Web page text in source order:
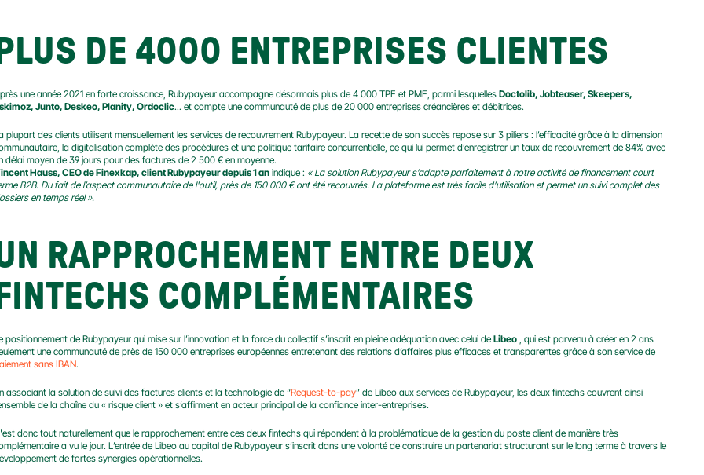
PLUS DE 4000 ENTREPRISES CLIENTES
une année 2021 en forte croissance, Rubypayeur accompagne désormais plus de 4 000 TPE et PME, parmi lesquelles Doctolib, Jobteaser, Skeepers,
Junto, Deskeo, Planity, Ordoclic... et compte une communauté de plus de 20 000 entreprises créancières et débitrices.
plupart des clients utilisent mensuellement les services de recouvrement Rubypayeur. La recette de son succès repose sur 3 piliers : l’efficacité grâce à la dimension
la digitalisation complète des procédures et une politique tarifaire concurrentielle, ce qui lui permet d’enregistrer un taux de recouvrement de 84% avec
délai moyen de 39 jours pour des factures de 2 500 € en moyenne.
Hauss, CEO de Finexkap, client Rubypayeur depuis 1 an indique : « La solution Rubypayeur s’adapte parfaitement à notre activité de financement court
B2B. Du fait de l’aspect communautaire de l'outil, près de 150 000 € ont été recouvrés. La plateforme est très facile d’utilisation et permet un suivi complet des
en temps réel ».
RAPPROCHEMENT ENTRE DEUX
FINTECHS COMPLÉMENTAIRES
positionnement de Rubypayeur qui mise sur l’innovation et la force du collectif s’inscrit en pleine adéquation avec celui de Libeo , qui est parvenu à créer en 2 ans
sans IBAN.
associant la solution de suivi des factures clients et la technologie de “Request-to-pay” de Libeo aux services de Rubypayeur, les deux fintechs couvrent ainsi
de la chaîne du « risque client » et s’affirment en acteur principal de la confiance inter-entreprises.
donc tout naturellement que le rapprochement entre ces deux fintechs qui répondent à la problématique de la gestion du poste client de manière très
a vu le jour. L’entrée de Libeo au capital de Rubypayeur s’inscrit dans une volonté de construire un partenariat structurant sur le long terme à travers le
de fortes synergies opérationnelles.